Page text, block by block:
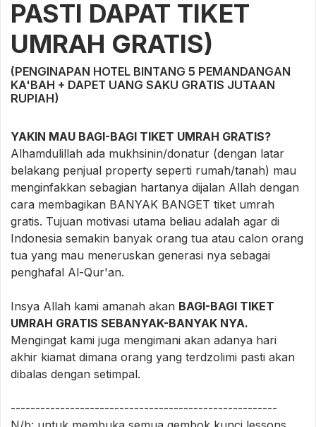
PASTI DAPAT TIKET
UMRAH GRATIS)
(PENGINAPAN HOTEL BINTANG 5 PEMANDANGAN
KA'BAH + DAPET UANG SAKU GRATIS JUTAAN
RUPIAH)
YAKIN MAU BAGI-BAGI TIKET UMRAH GRATIS?
Alhamdulillah ada mukhsinin/donatur (dengan latar
belakang penjual property seperti rumah/tanah) mau
menginfakkan sebagian hartanya dijalan Allah dengan
cara membagikan BANYAK BANGET tiket umrah
gratis. Tujuan motivasi utama beliau adalah agar di
Indonesia semakin banyak orang tua atau calon orang
tua yang mau meneruskan generasi nya sebagai
penghafal Al-Qur'an.
Insya Allah kami amanah akan BAGI-BAGI TIKET
UMRAH GRATIS SEBANYAK-BANYAK NYA.
Mengingat kami juga mengimani akan adanya hari
akhir kiamat dimana orang yang terdzolimi pasti akan
dibalas dengan setimpal.
------------------------------------------------------